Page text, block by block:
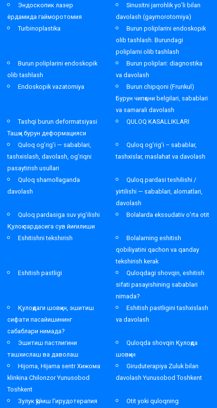
Эндоскопик лазер
ёрдамида гайморотомия
Sinusitni jarrohlik yo’li bilan
davolash (gaymorotomiya)
Turbinoplastika
Burun poliplarini endoskopik
olib tashlash. Burundagi
poliplarni olib tashlash
Burun poliplarini endoskopik
olib tashlash
Burun poliplari: diagnostika
va davolash
Endoskopik vazatomiya
Burun chipqoni (Frunkul)
Бурун чипқони belgilari, sabablari
va samarali davolash
Tashqi burun deformatsiyasi
Ташқи бурун деформацияси
QULOQ KASALLIKLARI
Quloq og’rig’i — sabablari,
tashxislash, davolash, og’riqni
pasaytirish usullari
Quloq og’rig’i – sabablar,
tashxislar, maslahat va davolash
Quloq shamollaganda
davolash
Quloq pardasi teshilishi /
yirtilishi — sabablari, alomatlari,
davolash
Quloq pardasiga suv yig’ilishi
Қулоқ пардасига сув йиғилиши
Bolalarda ekssudativ o’rta otit
Eshitishni tekshirish
Bolalarning eshitish
qobiliyatini qachon va qanday
tekshirish kerak
Eshitish pastligi
Quloqdagi shovqin, eshitish
sifati pasayishining sabablari
nimada?
Қулоқдаги шовқин, эшитиш
сифати пасайишининг
сабаблари нимада?
Eshitish pastligini tashxislash
va davolash
Эшитиш пастлигини
ташхислаш ва даволаш
Quloqda shovqin Қулоқда
шовқин
Hijoma, Hijama sentr Хижома
klinkina Chilonzor Yunusobod
Toshkent
Giruduterapiya Zuluk bilan
davolash Yunusobod Toshkent
Зулук қўйиш Гирудотерапия
Otit yoki quloqning